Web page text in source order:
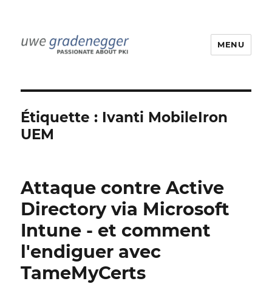
MENU
Étiquette : Ivanti MobileIron
UEM
Attaque contre Active
Directory via Microsoft
Intune - et comment
l'endiguer avec
TameMyCerts